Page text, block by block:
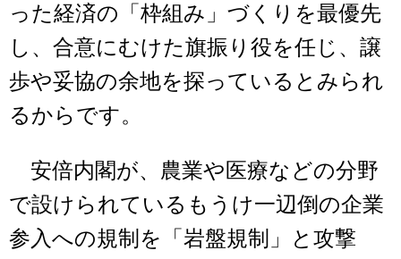
った経済の「枠組み」づくりを最優先
し、合意にむけた旗振り役を任じ、譲
歩や妥協の余地を探っているとみられ
るからです。
安倍内閣が、農業や医療などの分野
で設けられているもうけ一辺倒の企業
参入への規制を「岩盤規制」と攻撃